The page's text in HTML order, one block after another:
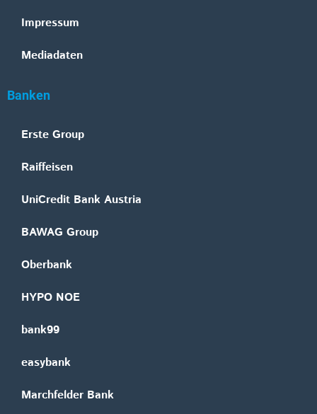
Impressum
Mediadaten
Banken
Erste Group
Raiffeisen
UniCredit Bank Austria
BAWAG Group
Oberbank
HYPO NOE
bank99
easybank
Marchfelder Bank